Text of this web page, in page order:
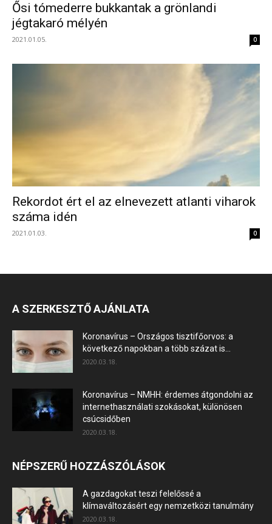
Ősi tómederre bukkantak a grönlandi
jégtakaró mélyén
2021.01.05. 0
Rekordot ért el az elnevezett atlanti viharok
száma idén
2021.01.03. 0
A SZERKESZTŐ AJÁNLATA
Koronavírus – Országos tisztifőorvos: a
következő napokban a több százat is...
2020.03.18.
Koronavírus – NMHH: érdemes átgondolni az
internethasználati szokásokat, különösen
csúcsidőben
2020.03.18.
NÉPSZERŰ HOZZÁSZÓLÁSOK
A gazdagokat teszi felelőssé a
klímaváltozásért egy nemzetközi tanulmány
2020.03.18.